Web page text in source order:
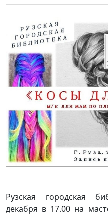
Рузская городская
декабря в 17.00 на